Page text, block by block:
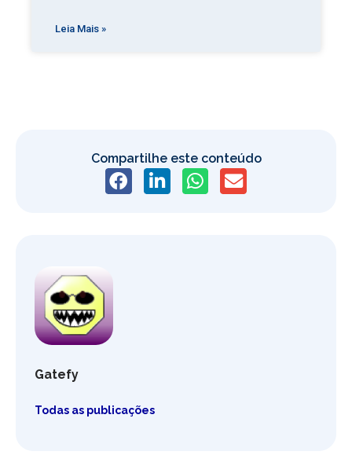
Leia Mais »
Compartilhe este conteúdo
Gatefy
Todas as publicações